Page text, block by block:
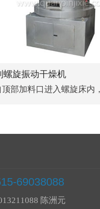
螺旋振动干燥机
顶部加料口进入螺旋床内
69038088
陈洲元